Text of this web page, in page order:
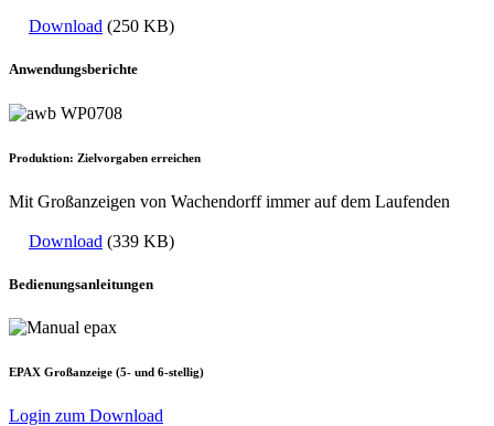
Download (250 KB)
Anwendungsberichte
Produktion: Zielvorgaben erreichen
Mit Großanzeigen von Wachendorff immer auf dem Laufenden
Download (339 KB)
Bedienungsanleitungen
EPAX Großanzeige (5- und 6-stellig)
Login zum Download